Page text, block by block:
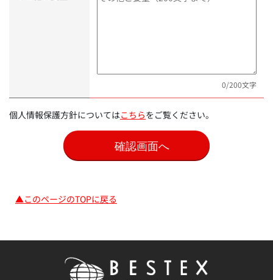
0/200文字
個人情報保護方針についてはこちらをご覧ください。
▲このページのTOPに戻る